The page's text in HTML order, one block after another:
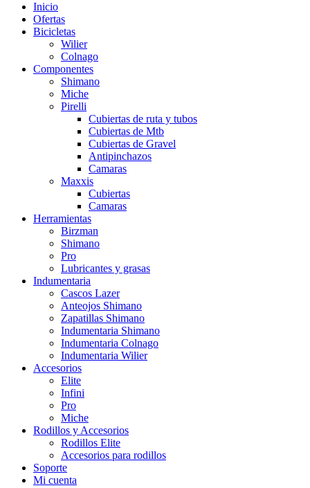
Inicio
Ofertas
Bicicletas
Wilier
Colnago
Componentes
Shimano
Miche
Pirelli
Cubiertas de ruta y tubos
Cubiertas de Mtb
Cubiertas de Gravel
Antipinchazos
Camaras
Maxxis
Cubiertas
Camaras
Herramientas
Birzman
Shimano
Pro
Lubricantes y grasas
Indumentaria
Cascos Lazer
Anteojos Shimano
Zapatillas Shimano
Indumentaria Shimano
Indumentaria Colnago
Indumentaria Wilier
Accesorios
Elite
Infini
Pro
Miche
Rodillos y Accesorios
Rodillos Elite
Accesorios para rodillos
Soporte
Mi cuenta